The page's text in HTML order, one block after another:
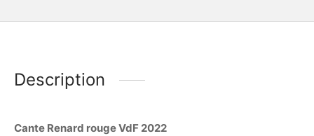
Description
Cante Renard rouge VdF 2022